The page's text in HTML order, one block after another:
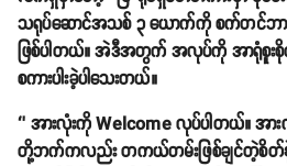
သရုပ်ဆောင်အသစ် ၃ ယောက်ကို စက်တင်ဘာလ
ဖြစ်ပါတယ်။ အဲဒီအတွက် အလုပ်ကို အာရုံစူ
စကားပါးခဲ့ပါသေးတယ်။
‘’ အားလုံးကို Welcome လုပ်ပါတယ်။ အ
တို့ဘက်ကလည်း တကယ်တမ်းဖြစ်ချင်တဲ့စိတ်